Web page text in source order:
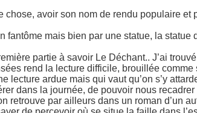
chose, avoir son nom de rendu populaire et
mais bien par une statue, la statue
partie à savoir Le Déchant.. J’ai
rend la lecture difficile, brouillée comme
ardue mais qui vaut qu’on s’y
dans la journée, de pouvoir nous
retrouve par ailleurs dans un roman d’un